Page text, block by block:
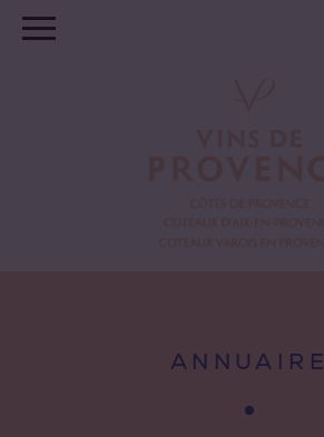
ANNUAIRE